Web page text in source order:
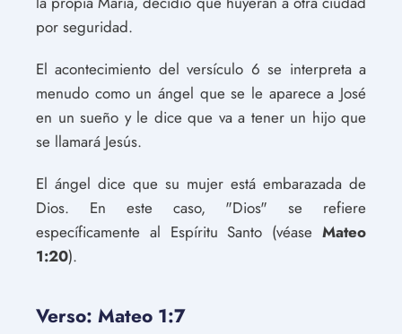
por seguridad.
El acontecimiento del versículo 6 se interpreta a
menudo como un ángel que se le aparece a José
en un sueño y le dice que va a tener un hijo que
se llamará Jesús.
El ángel dice que su mujer está embarazada de
Dios. En este caso, "Dios" se refiere
específicamente al Espíritu Santo (véase Mateo
1:20).
Verso: Mateo 1:7